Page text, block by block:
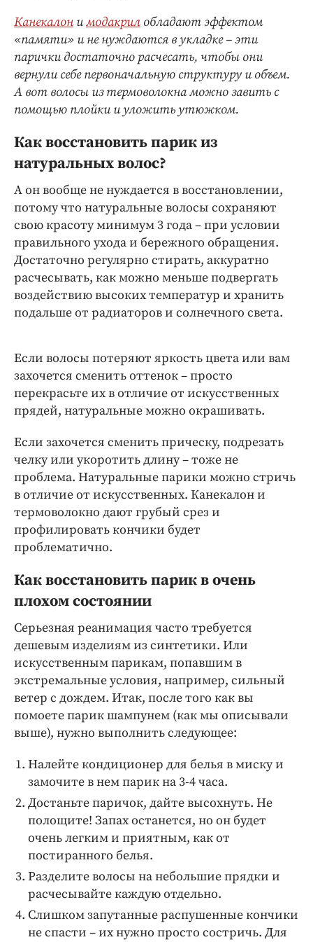
Канекалонимодакрил обладают эффектом
«памяти» и не нуждаются в укладке – эти
парички достаточно расчесать, чтобы они
вернули себе первоначальную структуру и объем.
А вот волосы из термоволокна можно завить с
помощью плойки и уложить утюжком.
Как восстановить парик из
натуральных волос?
А он вообще не нуждается в восстановлении,
потому что натуральные волосы сохраняют
свою красоту минимум 3 года – при условии
правильного ухода и бережного обращения.
Достаточно регулярно стирать, аккуратно
расчесывать, как можно меньше подвергать
воздействию высоких температур и хранить
подальше от радиаторов и солнечного света.
Если волосы потеряют яркость цвета или вам
захочется сменить оттенок – просто
перекрасьте их в отличие от искусственных
прядей, натуральные можно окрашивать.
Если захочется сменить прическу, подрезать
челку или укоротить длину – тоже не
проблема. Натуральные парики можно стричь
в отличие от искусственных. Канекалон и
термоволокно дают грубый срез и
профилировать кончики будет
проблематично.
Как восстановить парик в очень
плохом состоянии
Серьезная реанимация часто требуется
дешевым изделиям из синтетики. Или
искусственным парикам, попавшим в
экстремальные условия, например, сильный
ветер с дождем. Итак, после того как вы
помоете парик шампунем (как мы описывали
выше), нужно выполнить следующее:
Налейте кондиционер для белья в миску и
замочите в нем парик на 3-4 часа.
Достаньте паричок, дайте высохнуть. Не
полощите! Запах останется, но он будет
очень легким и приятным, как от
постиранного белья.
Разделите волосы на небольшие прядки и
расчесывайте каждую отдельно.
Слишком запутанные распушенные кончики
не спасти – их нужно просто состричь. Для